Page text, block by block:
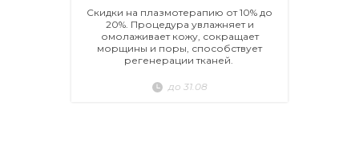
Скидки на плазмотерапию от 10% до
20%. Процедура увлажняет и
омолаживает кожу, сокращает
морщины и поры, способствует
регенерации тканей.
до 31.08